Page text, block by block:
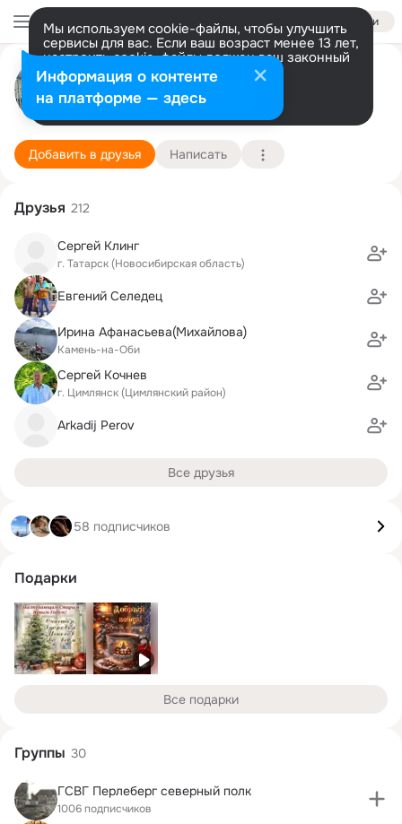
Войти
Мы используем cookie-файлы, чтобы улучшить
сервисы для вас. Если ваш возраст менее 13 лет,
настроить cookie-файлы должен ваш законный
представитель. Больше информации
Разрешить все Настроить
Wladimir Sobko
gelsenkirchen
Подробнее
Добавить в друзья Написать
Друзья 212
Сергей Клинг
г. Татарск (Новосибирская область)
Евгений Селедец
Ирина Афанасьева(Михайлова)
Камень-на-Оби
Сергей Кочнев
г. Цимлянск (Цимлянский район)
Arkadij Perov
Все друзья
58 подписчиков
Подарки
Все подарки
Группы 30
ГСВГ Перлеберг северный полк
1006 подписчиков
Информация о контенте
на платформе — здесь